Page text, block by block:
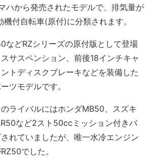
ハから発売されたモデルで、排気量が
付自転車(原付)に分類されます。
などRZシリーズの原付版として登場
サスペンション、前後18インチキャ
トディスクブレーキなどを装備した
ツモデルです。
ライバルにはホンダMB50、スズキ
など2スト50ccミッション付きバ
れていましたが、唯一水冷エンジン
でした。